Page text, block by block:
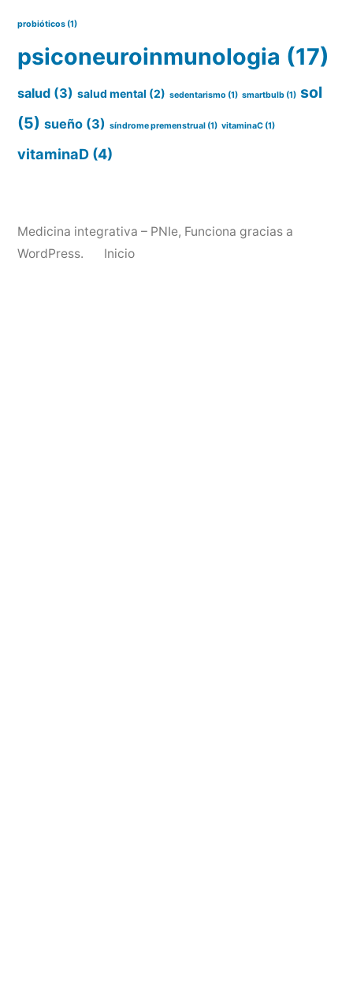
probióticos (1)
psiconeuroinmunologia (17)
salud (3) salud mental (2) sedentarismo (1) smartbulb (1) sol
(5) sueño (3) síndrome premenstrual (1) vitaminaC (1)
vitaminaD (4)
Medicina integrativa – PNIe, Funciona gracias a
WordPress.
Inicio